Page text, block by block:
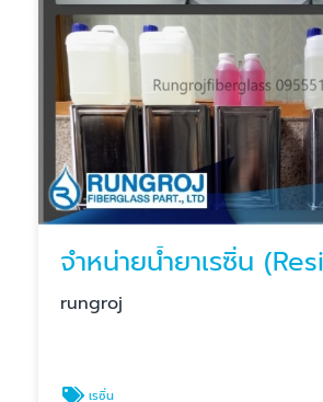
จำหน่ายน้ำยาเรซิ่น
rungroj
เรซิ่น